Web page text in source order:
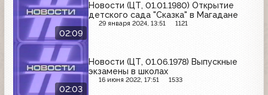
02:09
Новости (ЦТ, 01.01.1980) Открытие
детского сада "Сказка" в Магадане
29 января 2024, 13:51 1121
02:03
Новости (ЦТ, 01.06.1978) Выпускные
экзамены в школах
16 июня 2022, 17:51 1533